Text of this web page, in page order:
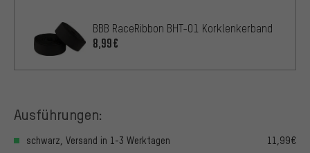
BBB RaceRibbon BHT-01 Korklenkerband
8,99€
Ausführungen:
schwarz, Versand in 1-3 Werktagen
11,99€